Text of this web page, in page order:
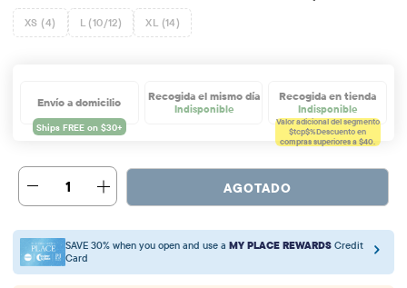
XS (4) L (10/12) XL (14)
Envío a domicilio Recogida el mismo día
Indisponible
Recogida en tienda
Indisponible
Valor adicional del segmento
$tcp$%Descuento en
compras superiores a $40.
1 AGOTADO
SAVE 30% when you open and use a MY PLACE REWARDS Credit
Card